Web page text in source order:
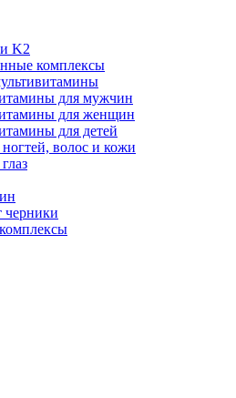
K2
комплексы
для мужчин
для женщин
для детей
волос и кожи
черники